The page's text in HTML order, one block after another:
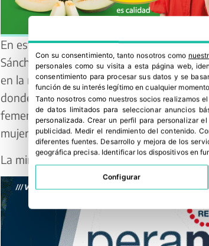
En esta edición, Sakata tendrá además
Sánchez Cerezuela, Responsable de
en la mesa de debate “La edad del
donde se abordará el papel de la
femenino en un sector en plena
mujeres jóvenes que avanzan hacia el
La mirada técnica de una especialista en
Con su consentimiento, tanto nosotros como
personales como su visita a esta página web,
consentimiento para procesar sus datos y se
función de su interés legítimo en cualquier
Tanto nosotros como nuestros socios realizamos
de datos limitados para seleccionar anuncios
personalizada. Crear un perfil para personalizar
publicidad. Medir el rendimiento del contenido.
diferentes fuentes. Desarrollo y mejora de los
geográfica precisa. Identificar los dispositivos en
Configurar